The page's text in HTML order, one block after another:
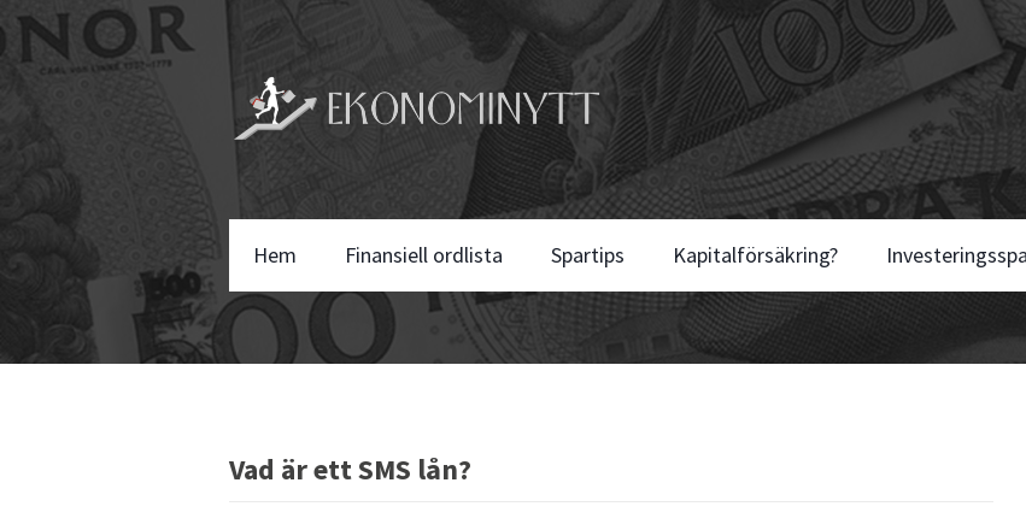
Hem Finansiell ordlista Spartips Kapitalförsäkring?
Vad är ett SMS lån?